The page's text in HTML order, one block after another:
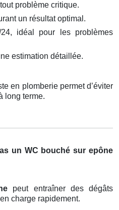
problème critique.
un résultat optimal.
idéal pour les problèmes
estimation détaillée.
en plomberie permet d’éviter
long terme.
un WC bouché sur epône
peut entraîner des dégâts
charge rapidement.